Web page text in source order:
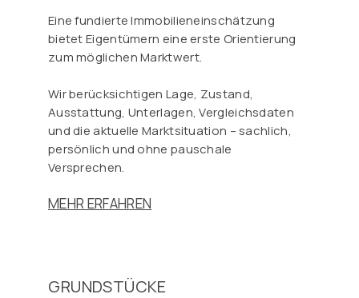
Eine fundierte Immobilieneinschätzung
bietet Eigentümern eine erste Orientierung
zum möglichen Marktwert.
Wir berücksichtigen Lage, Zustand,
Ausstattung, Unterlagen, Vergleichsdaten
und die aktuelle Marktsituation – sachlich,
persönlich und ohne pauschale
Versprechen.
MEHR ERFAHREN
GRUNDSTÜCKE